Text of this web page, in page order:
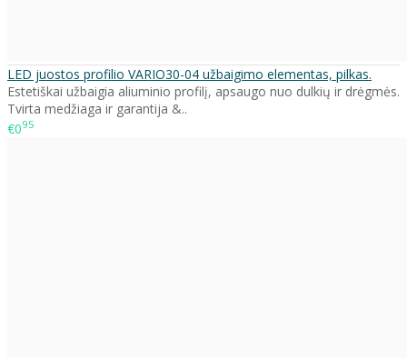
LED juostos profilio VARIO30-04 užbaigimo elementas, pilkas.
Estetiškai užbaigia aliuminio profilį, apsaugo nuo dulkių ir drėgmės.
Tvirta medžiaga ir garantija &..
€095